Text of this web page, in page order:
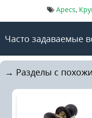
Apecs,
Часто задаваемые
→ Разделы с